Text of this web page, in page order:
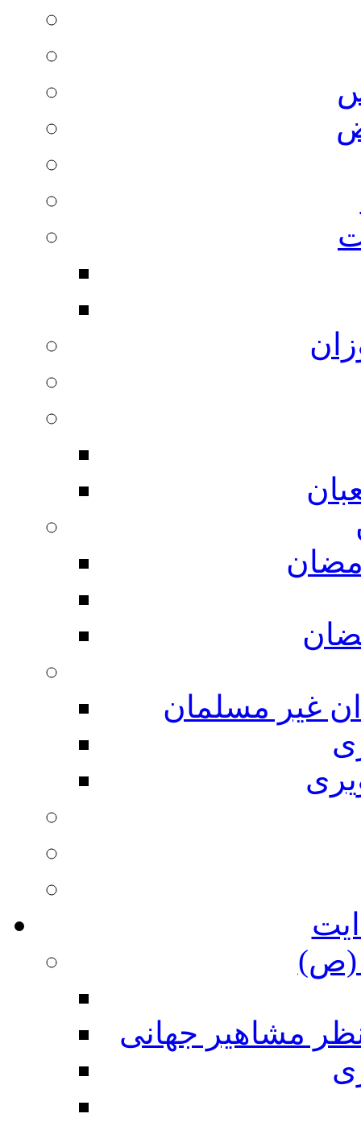
غیر مسلمان
(ص)
مشاهیر جهانی